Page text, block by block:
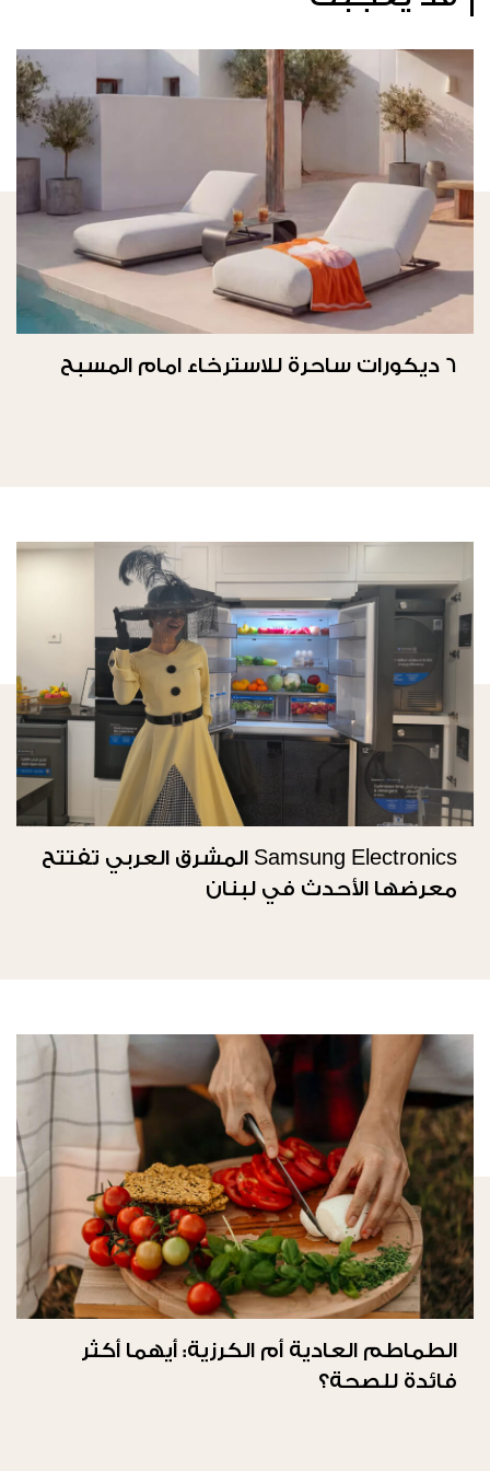
6 ديكورات ساحرة للاسترخاء امام المسبح
Samsung Electronics المشرق العربي تفتتح
معرضها الأحدث في لبنان
الطماطم العادية أم الكرزية: أيهما أكثر
فائدة للصحة؟